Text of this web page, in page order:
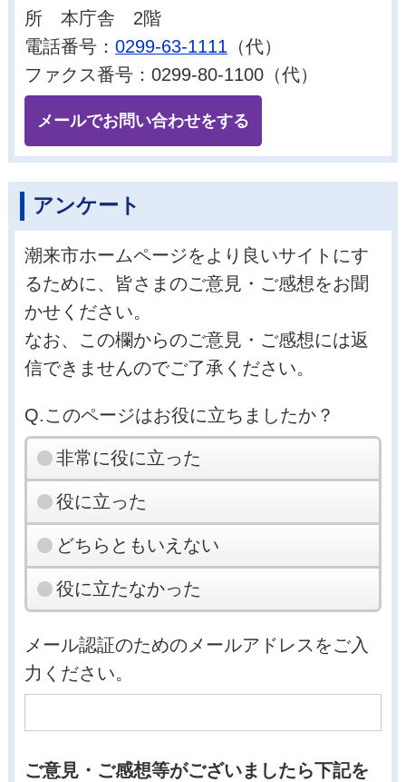
所 本庁舎 2階
電話番号：0299-63-1111 （代）
ファクス番号：0299-80-1100（代）
メールでお問い合わせをする
アンケート
潮来市ホームページをより良いサイトにす
るために、皆さまのご意見・ご感想をお聞
かせください。
なお、この欄からのご意見・ご感想には返
信できませんのでご了承ください。
Q.このページはお役に立ちましたか？
非常に役に立った
役に立った
どちらともいえない
役に立たなかった
メール認証のためのメールアドレスをご入
力ください。
ご意見・ご感想等がございましたら下記を